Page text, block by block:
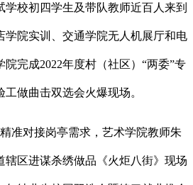
校初四学生及带队教师近百人来到
学院实训、交通学院无人机展厅和电
完成2022年度村（社区）“两委”专
做曲击双选会火爆现场。
对接岗亭需求，艺术学院教师朱
辖区进谋杀绣做品《火炬八街》现场